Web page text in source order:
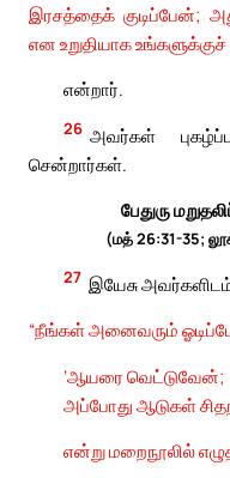
இரசத்தைக் குடிப்பேன்;
என உறுதியாக
என்றார்.
26 அவர்கள்
சென்றார்கள்.
பேதுரு
(மத் 26:31-35;
27 இயேசு
“நீங்கள் அனைவரும்
‘ஆயரை வெட்டுவேன்;
அப்போது ஆடுகள்
என்று மறைநூலில்